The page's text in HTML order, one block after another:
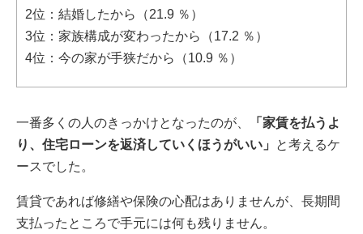
2位：結婚したから（21.9 ％）
3位：家族構成が変わったから（17.2 ％）
4位：今の家が手狭だから（10.9 ％）
一番多くの人のきっかけとなったのが、
「家賃を払うよ
り、住宅ローンを返済していくほうがいい」
と考えるケ
ースでした。
賃貸であれば修繕や保険の心配はありませんが、長期間
支払ったところで手元には何も残りません。